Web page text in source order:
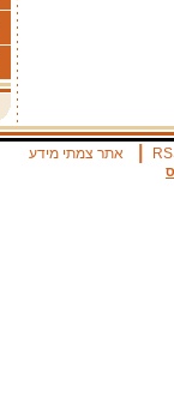
אתר צמתי מידע